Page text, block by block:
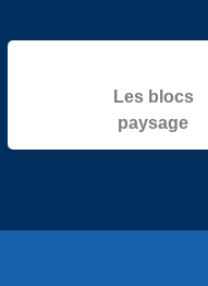
Les blocs
paysage